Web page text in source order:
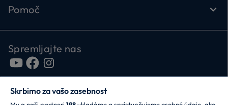
Pomoč
Spremljajte nas
Skrbimo za vašo zasebnost